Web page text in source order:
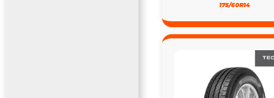
175/60R14